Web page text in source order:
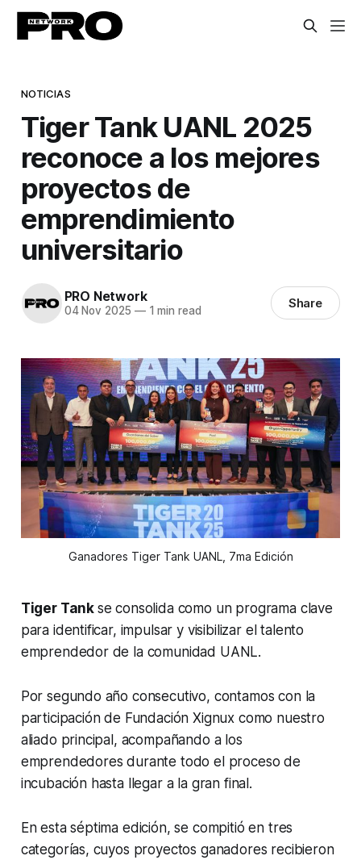
NOTICIAS
Tiger Tank UANL 2025
reconoce a los mejores
proyectos de
emprendimiento
universitario
PRO Network
04 Nov 2025 —1 min read Share
Ganadores Tiger Tank UANL, 7ma Edición
Tiger Tank se consolida como un programa clave
para identificar, impulsar y visibilizar el talento
emprendedor de la comunidad UANL.
Por segundo año consecutivo, contamos con la
participación de Fundación Xignux como nuestro
aliado principal, acompañando a los
emprendedores durante todo el proceso de
incubación hasta llegar a la gran final.
En esta séptima edición, se compitió en tres
categorías, cuyos proyectos ganadores recibieron